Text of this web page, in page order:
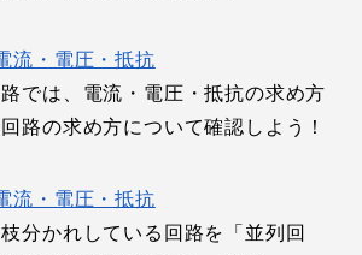
流・電圧・抵抗
では、電流・電圧・抵抗の求め方
路の求め方について確認しよう！
流・電圧・抵抗
分かれしている回路を「並列回